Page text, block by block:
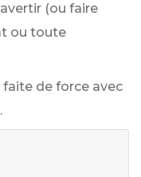
(ou faire
ou toute
de force avec